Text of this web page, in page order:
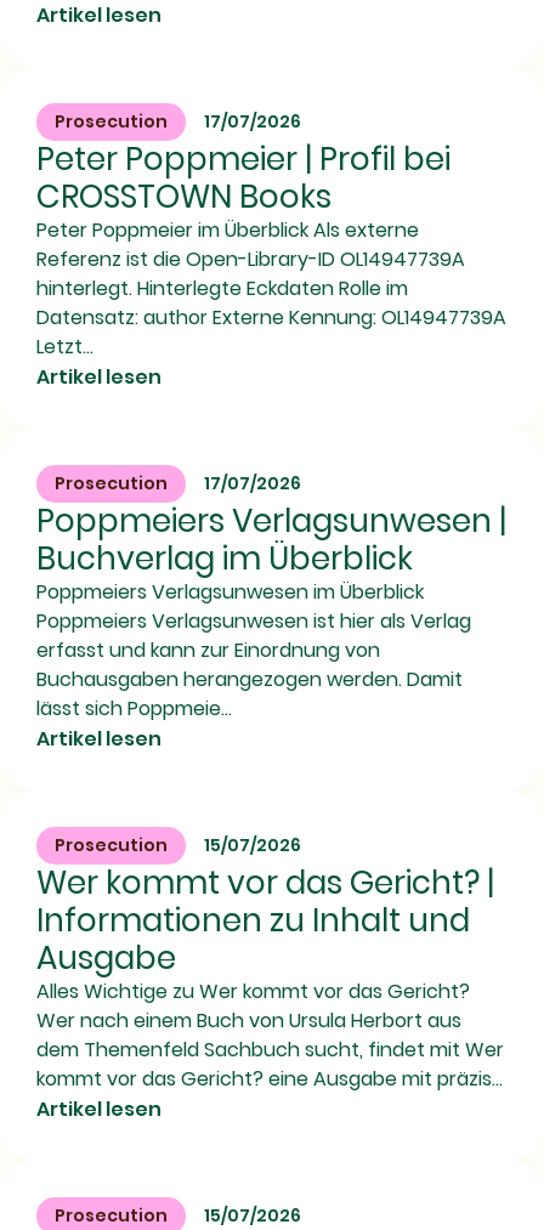
Artikel lesen
Prosecution 17/07/2026
Peter Poppmeier | Profil bei
CROSSTOWN Books
Peter Poppmeier im Überblick Als externe
Referenz ist die Open-Library-ID OL14947739A
hinterlegt. Hinterlegte Eckdaten Rolle im
Datensatz: author Externe Kennung: OL14947739A
Letzt...
Artikel lesen
Prosecution 17/07/2026
Poppmeiers Verlagsunwesen |
Buchverlag im Überblick
Poppmeiers Verlagsunwesen im Überblick
Poppmeiers Verlagsunwesen ist hier als Verlag
erfasst und kann zur Einordnung von
Buchausgaben herangezogen werden. Damit
lässt sich Poppmeie...
Artikel lesen
Prosecution 15/07/2026
Wer kommt vor das Gericht? |
Informationen zu Inhalt und
Ausgabe
Alles Wichtige zu Wer kommt vor das Gericht?
Wer nach einem Buch von Ursula Herbort aus
dem Themenfeld Sachbuch sucht, findet mit Wer
kommt vor das Gericht? eine Ausgabe mit präzis...
Artikel lesen
Prosecution 15/07/2026